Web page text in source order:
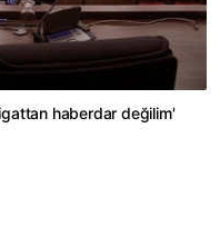
haberdar değilim'